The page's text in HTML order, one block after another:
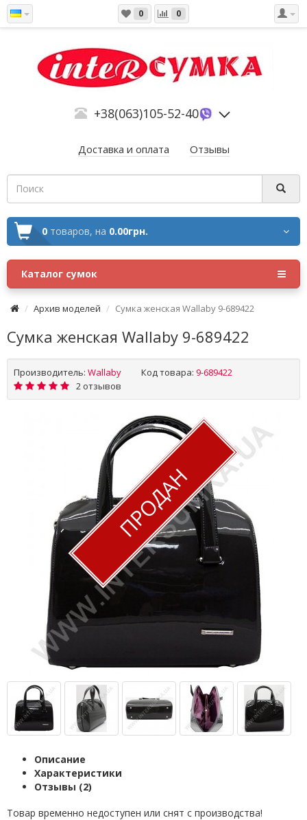
0 0
+38(063)105-52-40
Доставка и оплата Отзывы
0 товаров, на 0.00грн.
Каталог сумок
Архив моделей Сумка женская Wallaby 9-689422
Сумка женская Wallaby 9-689422
Производитель: Wallaby Код товара: 9-689422
2 отзывов
ПРОДАН
Описание
Характеристики
Отзывы (2)
Товар временно недоступен или снят с производства!